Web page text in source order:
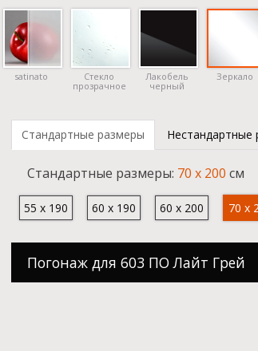
satinato
Стекло
прозрачное
Лакобель
черный
Зеркало
Стандартные размеры Нестандартные
Cтандартные размеры: 70 x 200 см
55 x 190 60 x 190 60 x 200 70 x
Погонаж для 603 ПО Лайт Грей